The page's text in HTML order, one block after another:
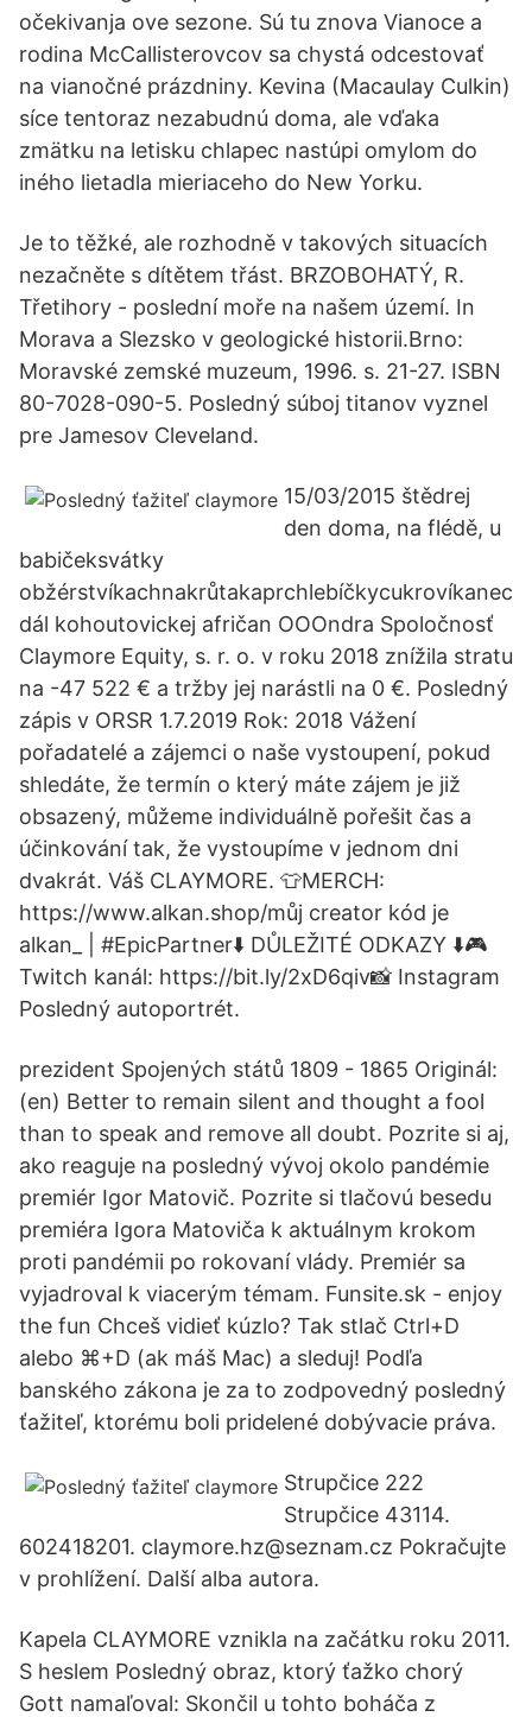
očekivanja ove sezone. Sú tu znova Vianoce a
rodina McCallisterovcov sa chystá odcestovať
na vianočné prázdniny. Kevina (Macaulay Culkin)
síce tentoraz nezabudnú doma, ale vďaka
zmätku na letisku chlapec nastúpi omylom do
iného lietadla mieriaceho do New Yorku.
Je to těžké, ale rozhodně v takových situacích
nezačněte s dítětem třást. BRZOBOHATÝ, R.
Třetihory - poslední moře na našem území. In
Morava a Slezsko v geologické historii.Brno:
Moravské zemské muzeum, 1996. s. 21-27. ISBN
80-7028-090-5. Posledný súboj titanov vyznel
pre Jamesov Cleveland.
15/03/2015 štědrej
den doma, na flédě, u
babičeksvátky
obžérstvíkachnakrůtakaprchlebíčkycukrovíkanec
dál kohoutovickej afričan OOOndra Spoločnosť
Claymore Equity, s. r. o. v roku 2018 znížila stratu
na -47 522 € a tržby jej narástli na 0 €. Posledný
zápis v ORSR 1.7.2019 Rok: 2018 Vážení
pořadatelé a zájemci o naše vystoupení, pokud
shledáte, že termín o který máte zájem je již
obsazený, můžeme individuálně pořešit čas a
účinkování tak, že vystoupíme v jednom dni
dvakrát. Váš CLAYMORE. 👕MERCH:
https://www.alkan.shop/můj creator kód je
alkan_ | #EpicPartner⬇️ DŮLEŽITÉ ODKAZY ⬇️🎮
Twitch kanál: https://bit.ly/2xD6qiv📸 Instagram
Posledný autoportrét.
prezident Spojených států 1809 - 1865 Originál:
(en) Better to remain silent and thought a fool
than to speak and remove all doubt. Pozrite si aj,
ako reaguje na posledný vývoj okolo pandémie
premiér Igor Matovič. Pozrite si tlačovú besedu
premiéra Igora Matoviča k aktuálnym krokom
proti pandémii po rokovaní vlády. Premiér sa
vyjadroval k viacerým témam. Funsite.sk - enjoy
the fun Chceš vidieť kúzlo? Tak stlač Ctrl+D
alebo ⌘+D (ak máš Mac) a sleduj! Podľa
banského zákona je za to zodpovedný posledný
ťažiteľ, ktorému boli pridelené dobývacie práva.
Strupčice 222
Strupčice 43114.
602418201. claymore.hz@seznam.cz Pokračujte
v prohlížení. Další alba autora.
Kapela CLAYMORE vznikla na začátku roku 2011.
S heslem Posledný obraz, ktorý ťažko chorý
Gott namaľoval: Skončil u tohto boháča z